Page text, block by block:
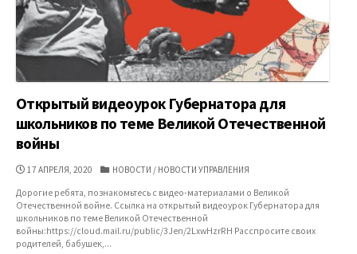
Открытый видеоурок Губернатора для
школьников по теме Великой Отечественной
войны
ДАТА
17 АПРЕЛЯ, 2020 КАТЕГОРИИ
НОВОСТИ / НОВОСТИ УПРАВЛЕНИЯ
Дорогие ребята, познакомьтесь с видео-материалами о Великой
Отечественной войне. Ссылка на открытый видеоурок Губернатора для
школьников по теме Великой Отечественной
войны:https://cloud.mail.ru/public/3Jen/2LxwHzrRH Расспросите своих
родителей, бабушек,...